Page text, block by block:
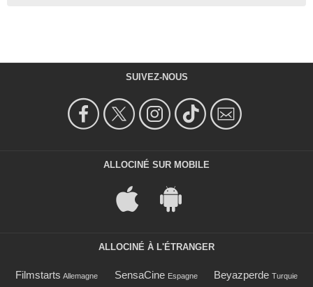
SUIVEZ-NOUS
ALLOCINÉ SUR MOBILE
ALLOCINÉ À L'ÉTRANGER
Filmstarts Allemagne SensaCine Espagne Beyazperde Turquie